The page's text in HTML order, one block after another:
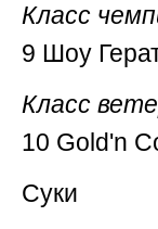
Класс
9 Шоу
Класс
10 Gold'n
Суки